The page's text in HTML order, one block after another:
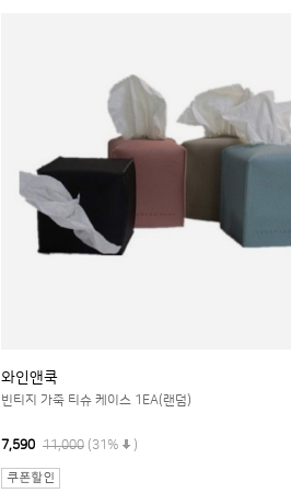
와인앤쿡
빈티지 가죽 티슈 케이스 1EA(랜덤)
7,590 11,000 (31% )